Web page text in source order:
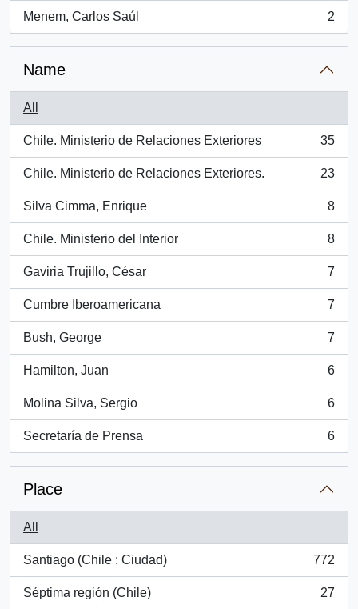
Menem, Carlos Saúl
, 2 results
2
Name
All
Chile. Ministerio de Relaciones Exteriores
, 35 results
35
Chile. Ministerio de Relaciones Exteriores.
, 23 results
23
Silva Cimma, Enrique
, 8 results
8
Chile. Ministerio del Interior
, 8 results
8
Gaviria Trujillo, César
, 7 results
7
Cumbre Iberoamericana
, 7 results
7
Bush, George
, 7 results
7
Hamilton, Juan
, 6 results
6
Molina Silva, Sergio
, 6 results
6
Secretaría de Prensa
, 6 results
6
Place
All
Santiago (Chile : Ciudad)
, 772 results
772
Séptima región (Chile)
, 27 results
27